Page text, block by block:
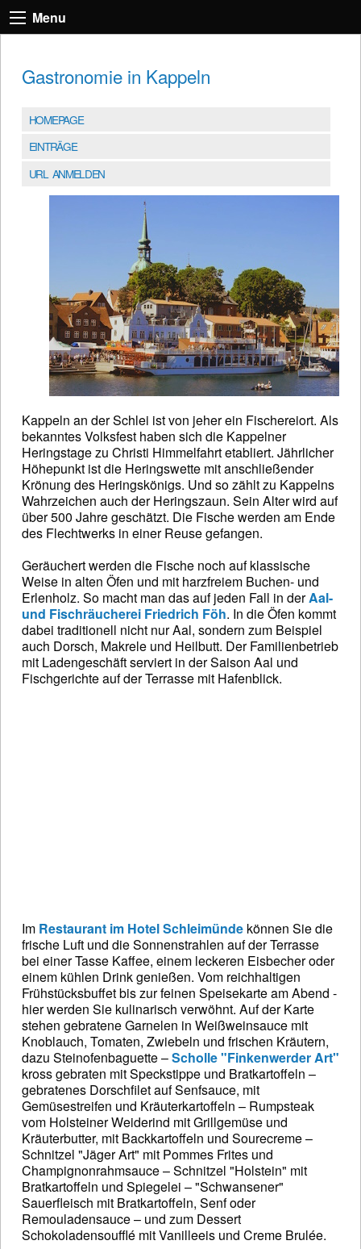
Menu
Gastronomie in Kappeln
HOMEPAGE
EINTRÄGE
URL ANMELDEN
Kappeln an der Schlei ist von jeher ein Fischereiort. Als
bekanntes Volksfest haben sich die Kappelner
Heringstage zu Christi Himmelfahrt etabliert. Jährlicher
Höhepunkt ist die Heringswette mit anschließender
Krönung des Heringskönigs. Und so zählt zu Kappelns
Wahrzeichen auch der Heringszaun. Sein Alter wird auf
über 500 Jahre geschätzt. Die Fische werden am Ende
des Flechtwerks in einer Reuse gefangen.
Geräuchert werden die Fische noch auf klassische
Weise in alten Öfen und mit harzfreiem Buchen- und
Erlenholz. So macht man das auf jeden Fall in derAal-
und Fischräucherei Friedrich Föh. In die Öfen kommt
dabei traditionell nicht nur Aal, sondern zum Beispiel
auch Dorsch, Makrele und Heilbutt. Der Familienbetrieb
mit Ladengeschäft serviert in der Saison Aal und
Fischgerichte auf der Terrasse mit Hafenblick.
Im Restaurant im Hotel Schleimünde können Sie die
frische Luft und die Sonnenstrahlen auf der Terrasse
bei einer Tasse Kaffee, einem leckeren Eisbecher oder
einem kühlen Drink genießen. Vom reichhaltigen
Frühstücksbuffet bis zur feinen Speisekarte am Abend -
hier werden Sie kulinarisch verwöhnt. Auf der Karte
stehen gebratene Garnelen in Weißweinsauce mit
Knoblauch, Tomaten, Zwiebeln und frischen Kräutern,
dazu Steinofenbaguette –Scholle "Finkenwerder Art"
kross gebraten mit Speckstippe und Bratkartoffeln –
gebratenes Dorschfilet auf Senfsauce, mit
Gemüsestreifen und Kräuterkartoffeln – Rumpsteak
vom Holsteiner Weiderind mit Grillgemüse und
Kräuterbutter, mit Backkartoffeln und Sourecreme –
Schnitzel "Jäger Art" mit Pommes Frites und
Champignonrahmsauce – Schnitzel "Holstein" mit
Bratkartoffeln und Spiegelei – "Schwansener"
Sauerfleisch mit Bratkartoffeln, Senf oder
Remouladensauce – und zum Dessert
Schokoladensoufflé mit Vanilleeis und Creme Brulée.